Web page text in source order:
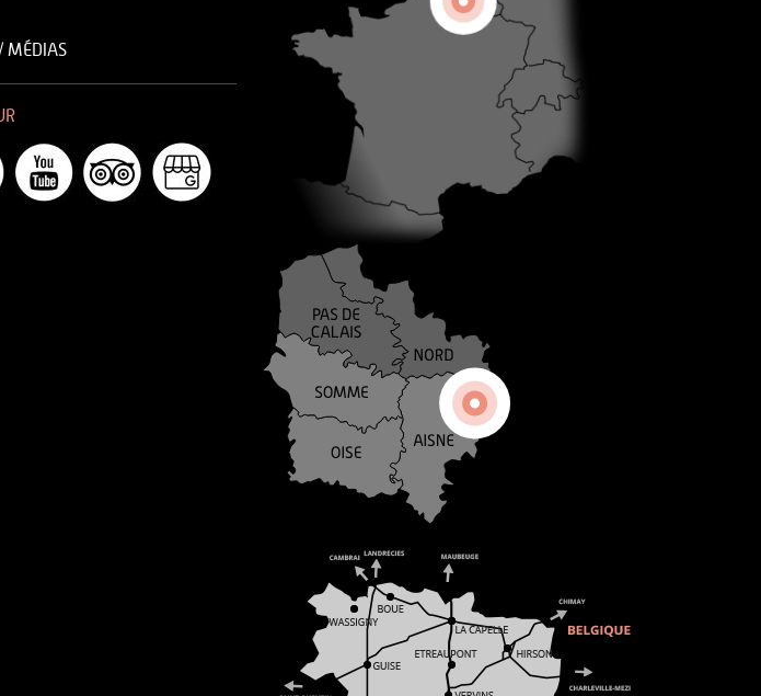
/ MÉDIAS